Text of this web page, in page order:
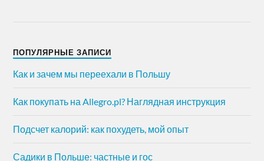
ПОПУЛЯРНЫЕ ЗАПИСИ
Как и зачем мы переехали в Польшу
Как покупать на Allegro.pl? Наглядная инструкция
Подсчет калорий: как похудеть, мой опыт
Садики в Польше: частные и гос